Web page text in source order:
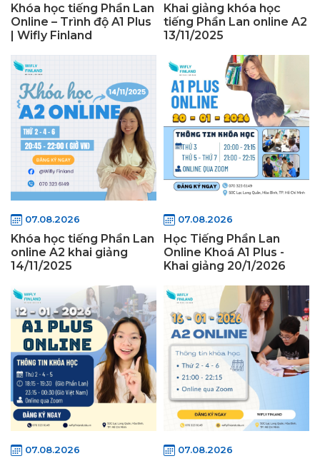
Khóa học tiếng Phần Lan
Online – Trình độ A1 Plus
| Wifly Finland
Khai giảng khóa học
tiếng Phần Lan online A2
13/11/2025
07.08.2026
Khóa học tiếng Phần Lan
online A2 khai giảng
14/11/2025
07.08.2026
Học Tiếng Phần Lan
Online Khoá A1 Plus -
Khai giảng 20/1/2026
07.08.2026 07.08.2026